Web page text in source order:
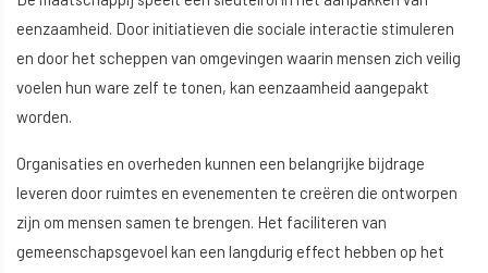
eenzaamheid. Door initiatieven die sociale interactie stimuleren
en door het scheppen van omgevingen waarin mensen zich veilig
voelen hun ware zelf te tonen, kan eenzaamheid aangepakt
worden.
Organisaties en overheden kunnen een belangrijke bijdrage
leveren door ruimtes en evenementen te creëren die ontworpen
zijn om mensen samen te brengen. Het faciliteren van
gemeenschapsgevoel kan een langdurig effect hebben op het